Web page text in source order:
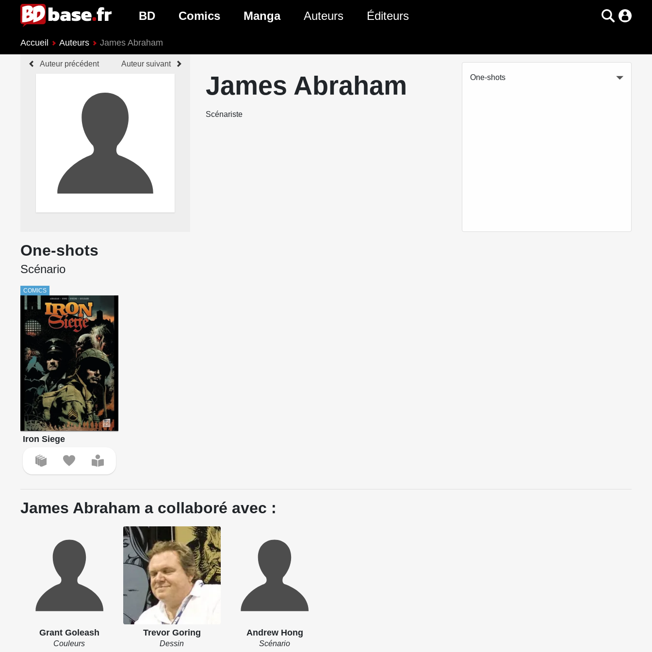
BD
Nouveautés BD
Prochaines sorties BD
Comics
Genres Comics
Manga
Genres Manga
Auteurs Éditeurs
Accueil Auteurs James Abraham
Auteur précédent Auteur suivant
James Abraham
Scénariste
One-shots
One-shots
Scénario
COMICS
Iron Siege
James Abraham a collaboré avec :
Grant Goleash
Couleurs
Trevor Goring
Dessin
Andrew Hong
Scénario